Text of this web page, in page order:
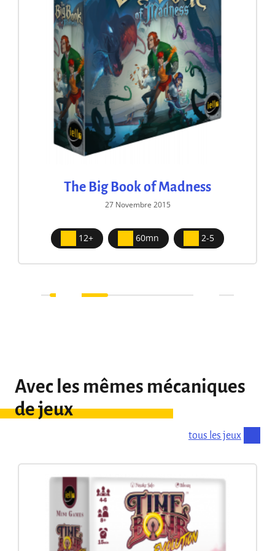
The Big Book of Madness
27 Novembre 2015
12+ 60mn 2-5
Avec les mêmes mécaniques
de jeux
tous les jeux